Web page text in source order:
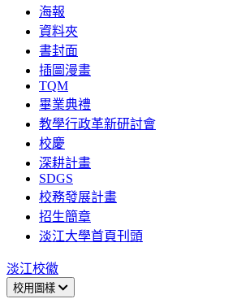
海報
資料夾
書封面
插圖漫畫
TQM
畢業典禮
教學行政革新研討會
校慶
深耕計畫
SDGS
校務發展計畫
招生簡章
淡江大學首頁刊頭
淡江校徽
校用圖樣